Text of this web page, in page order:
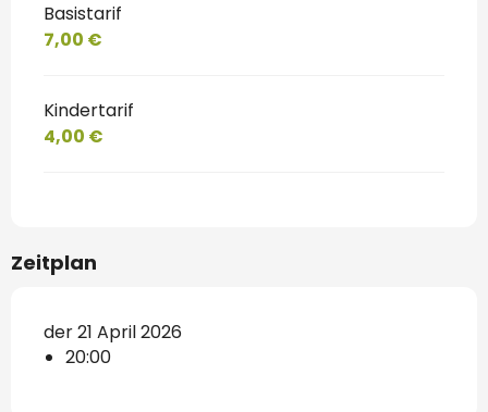
Basistarif
7,00 €
Kindertarif
4,00 €
Zeitplan
der 21 April 2026
20:00